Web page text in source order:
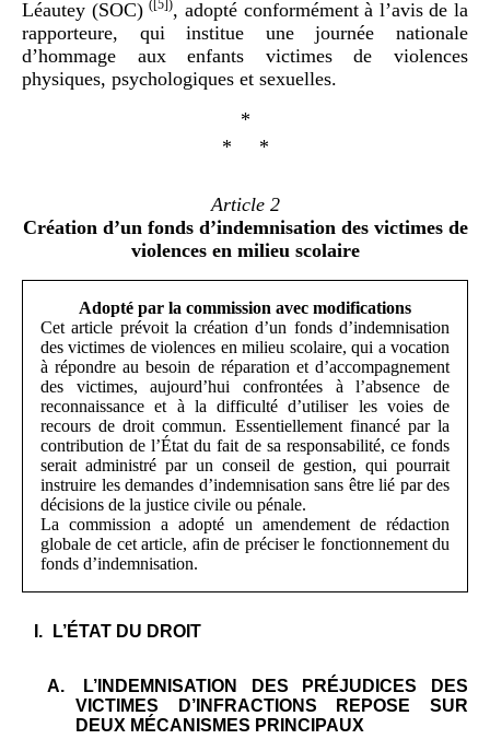
Léautey (SOC)( [5] ), adopté conformément à l’avis de la
rapporteure, qui institue une journée nationale
d’hommage aux enfants victimes de violences
physiques, psychologiques et sexuelles.
*
* *
Article 2
Création d’un fonds d’indemnisation des victimes de
violences en milieu scolaire
Adopté par la commission avec modifications
Cet article prévoit la création d’un fonds d’indemnisation
des victimes de violences en milieu scolaire, qui a vocation
à répondre au besoin de réparation et d’accompagnement
des victimes, aujourd’hui confrontées à l’absence de
reconnaissance et à la difficulté d’utiliser les voies de
recours de droit commun. Essentiellement financé par la
contribution de l’État du fait de sa responsabilité, ce fonds
serait administré par un conseil de gestion, qui pourrait
instruire les demandes d’indemnisation sans être lié par des
décisions de la justice civile ou pénale.
La commission a adopté un amendement de rédaction
globale de cet article, afin de préciser le fonctionnement du
fonds d’indemnisation.
L’ÉTAT DU DROIT
A.
L’INDEMNISATION DES PRÉJUDICES DES
VICTIMES D’INFRACTIONS REPOSE SUR
DEUX MÉCANISMES PRINCIPAUX